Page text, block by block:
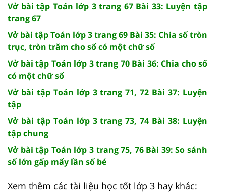
Vở bài tập Toán lớp 3 trang 67 Bài 33: Luyện tập
trang 67
Vở bài tập Toán lớp 3 trang 69 Bài 35: Chia số tròn
trục, tròn trăm cho số có một chữ số
Vở bài tập Toán lớp 3 trang 70 Bài 36: Chia cho số
có một chữ số
Vở bài tập Toán lớp 3 trang 71, 72 Bài 37: Luyện
tập
Vở bài tập Toán lớp 3 trang 73, 74 Bài 38: Luyện
tập chung
Vở bài tập Toán lớp 3 trang 75, 76 Bài 39: So sánh
số lớn gấp mấy lần số bé
Xem thêm các tài liệu học tốt lớp 3 hay khác: